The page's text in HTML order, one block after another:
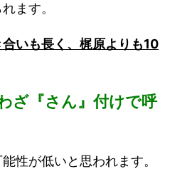
ます。
いも長く、梶原よりも10
ざ『さん』付けで呼
性が低いと思われます。